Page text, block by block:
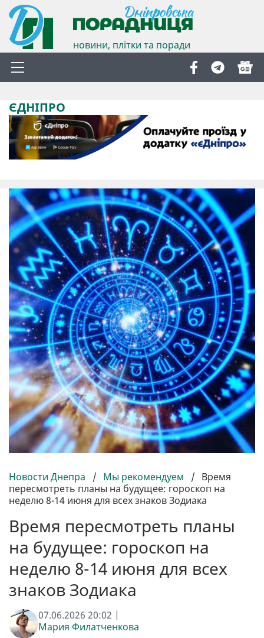
новини, плітки та поради
ЄДНІПРО
Новости Днепра / Мы рекомендуем / Время
пересмотреть планы на будущее: гороскоп на
неделю 8-14 июня для всех знаков Зодиака
Время пересмотреть планы
на будущее: гороскоп на
неделю 8-14 июня для всех
знаков Зодиака
07.06.2026 20:02 |
Мария Филатченкова